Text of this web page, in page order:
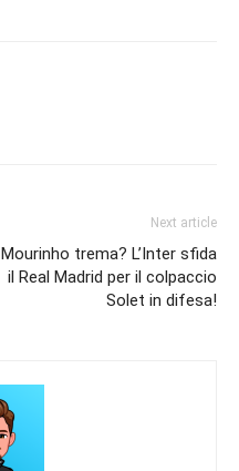
Next article
Mourinho trema? L’Inter sfida
il Real Madrid per il colpaccio
Solet in difesa!